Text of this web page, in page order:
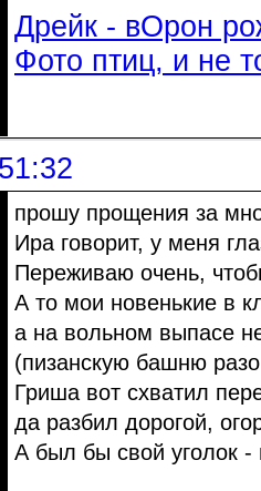
Дрейк - вОрон
Фото птиц, и не
прошу прощения за
Ира говорит, у меня
Переживаю очень,
А то мои новенькие в
а на вольном выпасе
(пизанскую башню
Гриша вот схватил
да разбил дорогой,
А был бы свой уголок